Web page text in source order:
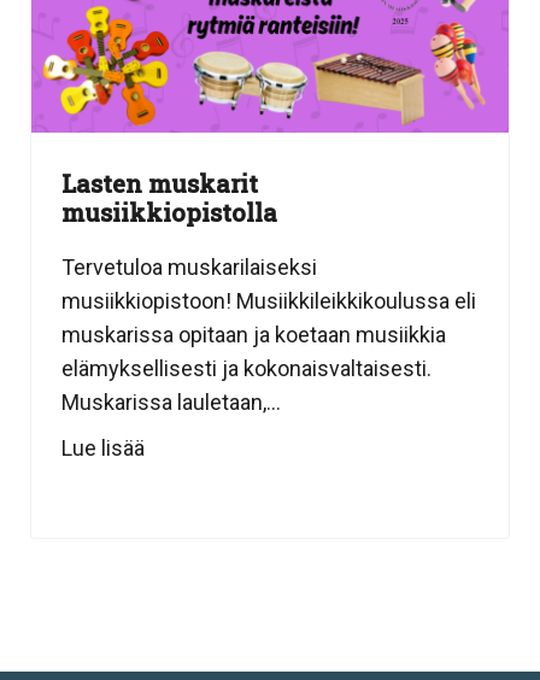
Lasten muskarit
musiikkiopistolla
Tervetuloa muskarilaiseksi
musiikkiopistoon! Musiikkileikkikoulussa eli
muskarissa opitaan ja koetaan musiikkia
elämyksellisesti ja kokonaisvaltaisesti.
Muskarissa lauletaan,...
Lue lisää